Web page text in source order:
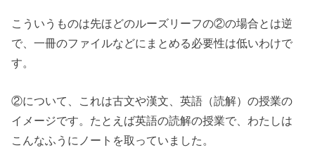
こういうものは先ほどのルーズリーフの②の場合とは逆
で、一冊のファイルなどにまとめる必要性は低いわけで
す。
②について、これは古文や漢文、英語（読解）の授業の
イメージです。たとえば英語の読解の授業で、わたしは
こんなふうにノートを取っていました。